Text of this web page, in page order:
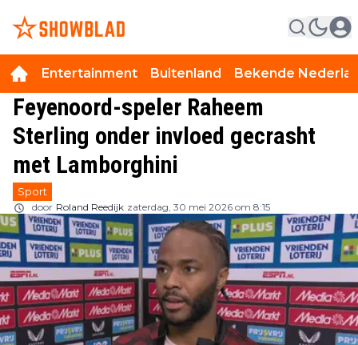
Entertainment Buitenland Bekende
Feyenoord-speler Raheem
Sterling onder invloed gecrasht
met Lamborghini
Sport
door Roland Reedijk zaterdag, 30 mei 2026 om 8:15